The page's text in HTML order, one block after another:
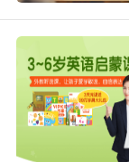
那里只有仙人
9. That is
ago.